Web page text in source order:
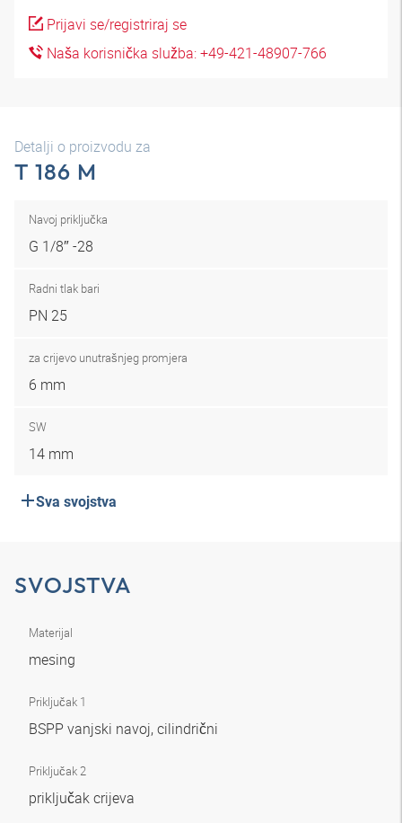
Prijavi se/registriraj se
Naša korisnička služba: +49-421-48907-766
Detalji o proizvodu za
T 186 M
Navoj priključka
G 1/8″ -28
Radni tlak bari
PN 25
za crijevo unutrašnjeg promjera
6 mm
SW
14 mm
Sva svojstva
SVOJSTVA
Materijal
mesing
Priključak 1
BSPP vanjski navoj, cilindrični
Priključak 2
priključak crijeva